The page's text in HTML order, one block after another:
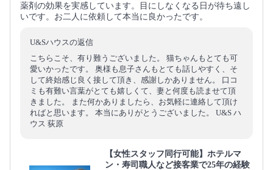
薬剤の効果を実感しています。目にしなくなる日が待ち遠し
いです。お二人に依頼して本当に良かったです。
U&Sハウスの返信
こちらこそ、有り難うございました。 猫ちゃんもとても可
愛いかったです。 奥様も息子さんもとても話しやすく、そ
して終始感じ良く接して頂き、感謝しかありません。 口コ
ミも有難い言葉がとても嬉しくて、妻と何度も読ませて頂
きました。 また何かありましたら、お気軽に連絡して頂け
ればと思います。 本当にありがとうございました。 U&S ハ
ウス 荻原
【女性スタッフ同行可能】ホテルマ
ン・寿司職人など接客業で25年の経験